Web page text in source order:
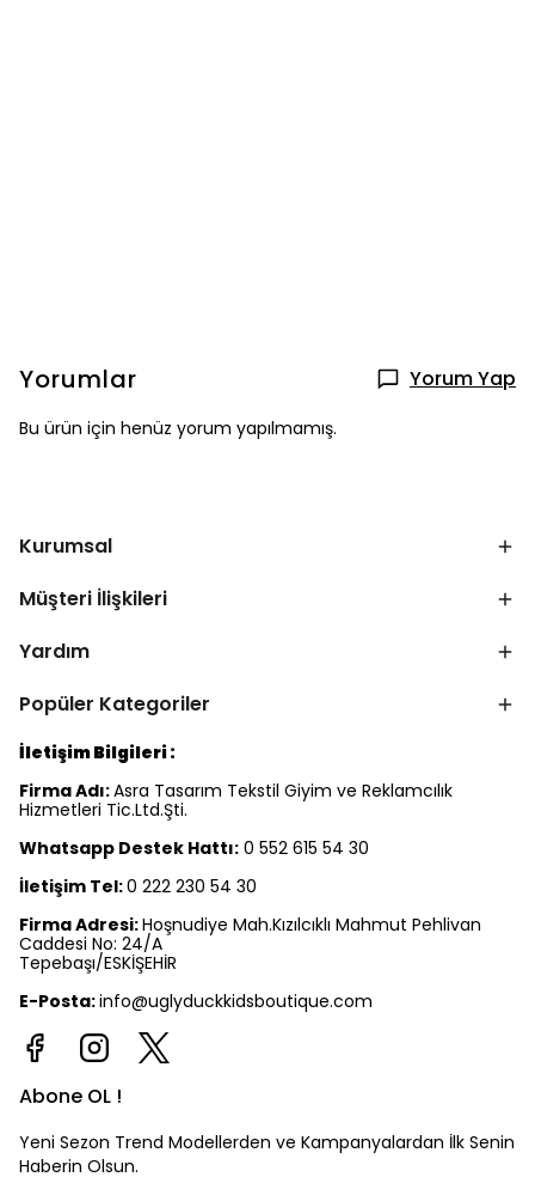
Yorumlar Yorum Yap
Bu ürün için henüz yorum yapılmamış.
Kurumsal
Müşteri İlişkileri
Yardım
Popüler Kategoriler
İletişim Bilgileri :
Firma Adı:Asra Tasarım Tekstil Giyim ve Reklamcılık
Hizmetleri Tic.Ltd.Şti.
Whatsapp Destek Hattı: 0 552 615 54 30
İletişim Tel:0 222 230 54 30
Firma Adresi:Hoşnudiye Mah.Kızılcıklı Mahmut Pehlivan
Caddesi No: 24/A
Tepebaşı/ESKİŞEHİR
E-Posta:info@uglyduckkidsboutique.com
Abone OL !
Yeni Sezon Trend Modellerden ve Kampanyalardan İlk Senin
Haberin Olsun.